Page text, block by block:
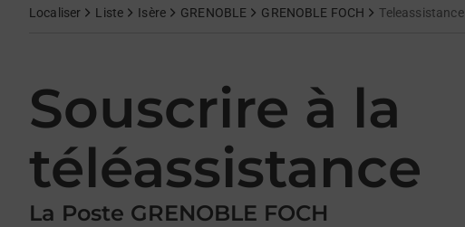
Localiser Liste Isère GRENOBLE GRENOBLE FOCH Teleassistance
Souscrire à la
téléassistance
La Poste GRENOBLE FOCH